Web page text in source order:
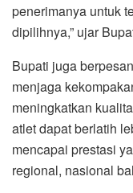
penerimanya untuk
dipilihnya,” ujar
Bupati juga
menjaga
meningkatkan
atlet dapat berlatih
mencapai prestasi
regional, nasional